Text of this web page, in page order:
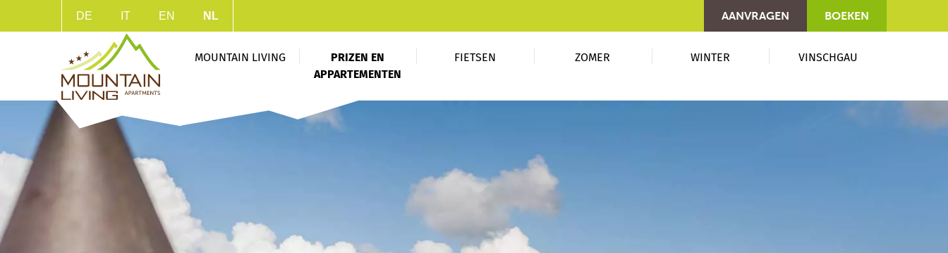
DE IT EN NL AANVRAGEN BOEKEN
MOUNTAIN LIVING
PRIZEN EN
APPARTEMENTEN
FIETSEN ZOMER WINTER VINSCHGAU